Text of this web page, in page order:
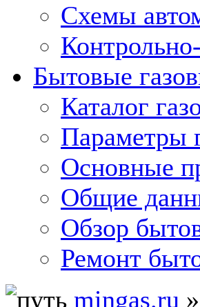
Схемы
Бытовые
Каталог
Параметры
Основные
Общие
Обзор
Ремонт
mingas.ru »